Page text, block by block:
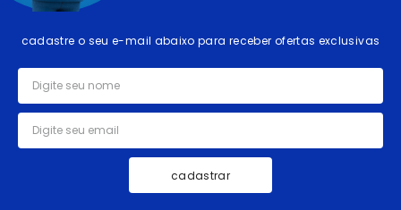
cadastre o seu e-mail abaixo para receber ofertas exclusivas
cadastrar